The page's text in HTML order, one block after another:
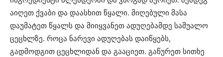
აიღეთ ქვაბი და დაასხით წყალი. მიღებული მასა
დაუმატეთ წყალს და მიიყვანეთ ადუღებამდე საშუალო
ცეცხლზე. როცა ნარევი ადუღებას დაიწყებს,
გადმოდგით ცეცხლიდან და გააციეთ. გაწურეთ სითხე